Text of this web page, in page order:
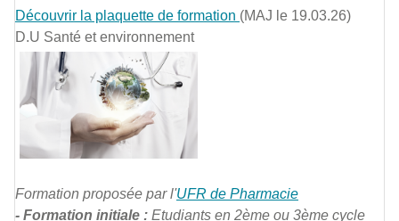
Découvrir la plaquette de formation (MAJ le 19.03.26)
D.U Santé et environnement
Formation proposée par l'UFR de Pharmacie
- Formation initiale : Etudiants en 2ème ou 3ème cycle